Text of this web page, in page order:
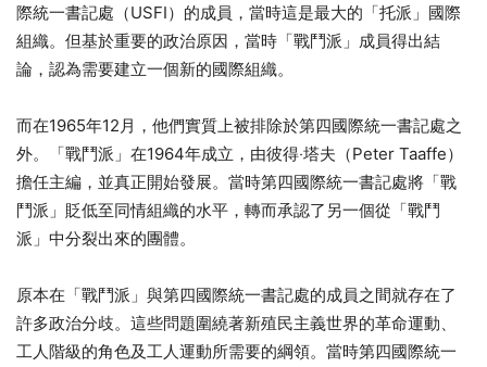
際統一書記處（USFI）的成員，當時這是最大的「托派」國際
組織。但基於重要的政治原因，當時「戰鬥派」成員得出結
論，認為需要建立一個新的國際組織。
而在1965年12月，他們實質上被排除於第四國際統一書記處之
外。「戰鬥派」在1964年成立，由彼得‧塔夫（Peter Taaffe）
擔任主編，並真正開始發展。當時第四國際統一書記處將「戰
鬥派」貶低至同情組織的水平，轉而承認了另一個從「戰鬥
派」中分裂出來的團體。
原本在「戰鬥派」與第四國際統一書記處的成員之間就存在了
許多政治分歧。這些問題圍繞著新殖民主義世界的革命運動、
工人階級的角色及工人運動所需要的綱領。當時第四國際統一